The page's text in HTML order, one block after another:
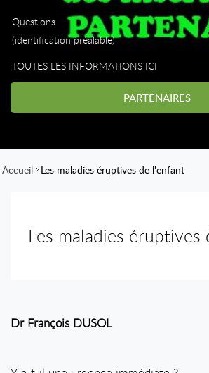
Questions
(identification préalable)
TOUTES LES INFORMATIONS ICI
PARTENAIRES
Accueil Les maladies éruptives de l'enfant
Les maladies
Dr François DUSOL